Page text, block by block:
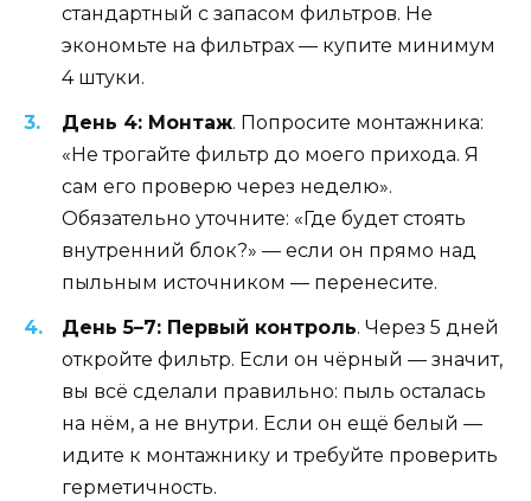
стандартный с запасом фильтров. Не
экономьте на фильтрах — купите минимум
4 штуки.
День 4: Монтаж. Попросите монтажника:
«Не трогайте фильтр до моего прихода. Я
сам его проверю через неделю».
Обязательно уточните: «Где будет стоять
внутренний блок?» — если он прямо над
пыльным источником — перенесите.
День 5–7: Первый контроль. Через 5 дней
откройте фильтр. Если он чёрный — значит,
вы всё сделали правильно: пыль осталась
на нём, а не внутри. Если он ещё белый —
идите к монтажнику и требуйте проверить
герметичность.